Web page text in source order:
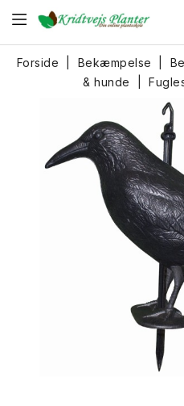
Forside Bekæmpelse
& hunde